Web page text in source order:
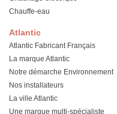
Atlantic
Atlantic Fabricant Français
La marque Atlantic
Notre démarche Environnement
Nos installateurs
La ville Atlantic
Une marque multi-spécialiste
Chauffe-eau